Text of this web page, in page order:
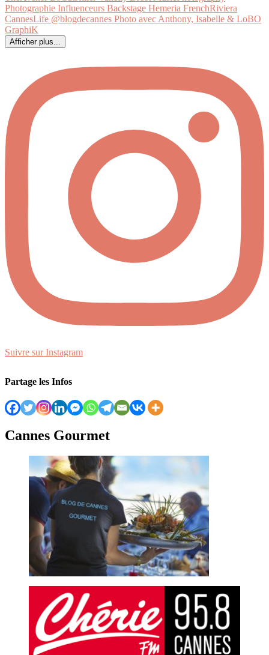
Afficher plus...
Suivre sur Instagram
Partage les Infos
Cannes Gourmet